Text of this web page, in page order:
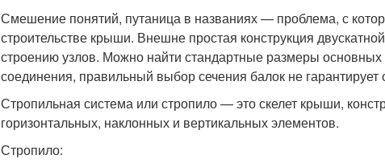
Смешение понятий, путаница в названиях — проблема, с
строительстве крыши. Внешне простая конструкция
строению узлов. Можно найти стандартные размеры
соединения, правильный выбор сечения балок не гарантирует
Стропильная система или стропило — это скелет крыши,
горизонтальных, наклонных и вертикальных элементов.
Стропило: